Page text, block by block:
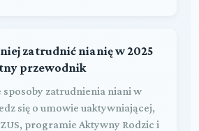
zatrudnić nianię w 2025
przewodnik
sposoby zatrudnienia niani w
się o umowie uaktywniającej,
programie Aktywny Rodzic i